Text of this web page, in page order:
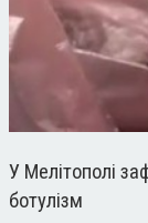
У Мелітополі
ботулізм